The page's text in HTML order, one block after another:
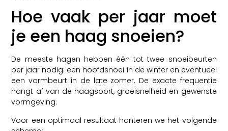
Hoe vaak per jaar moet
je een haag snoeien?
De meeste hagen hebben één tot twee snoeibeurten
per jaar nodig: een hoofdsnoei in de winter en eventueel
een vormbeurt in de late zomer. De exacte frequentie
hangt af van de haagsoort, groeisnelheid en gewenste
vormgeving.
Voor een optimaal resultaat hanteren we het volgende